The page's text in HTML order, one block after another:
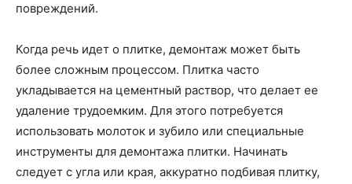
повреждений.
Когда речь идет о плитке, демонтаж может быть
более сложным процессом. Плитка часто
укладывается на цементный раствор, что делает ее
удаление трудоемким. Для этого потребуется
использовать молоток и зубило или специальные
инструменты для демонтажа плитки. Начинать
следует с угла или края, аккуратно подбивая плитку,